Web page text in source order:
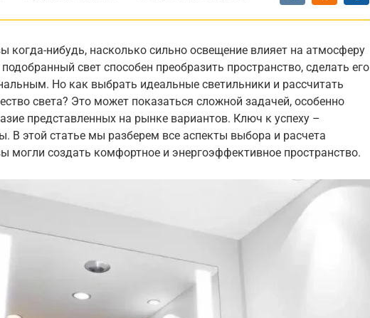
когда-нибудь, насколько сильно освещение влияет на атмосферу
свет способен преобразить пространство, сделать его
Но как выбрать идеальные светильники и рассчитать
света? Это может показаться сложной задачей, особенно
представленных на рынке вариантов. Ключ к успеху –
В этой статье мы разберем все аспекты выбора и расчета
могли создать комфортное и энергоэффективное пространство.